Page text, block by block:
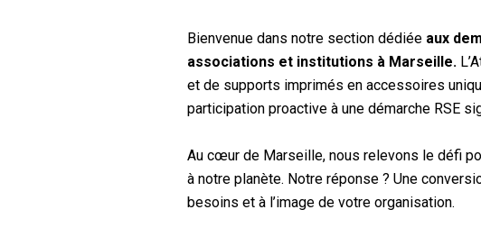
Bienvenue dans notre section dédiée aux
associations et institutions à Marseille.
et de supports imprimés en accessoires
participation proactive à une démarche RSE
Au cœur de Marseille, nous relevons le défi
à notre planète. Notre réponse ? Une
besoins et à l’image de votre organisation.